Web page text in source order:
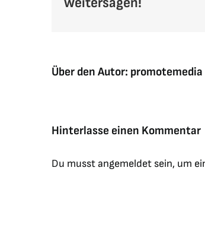
Über den Autor: promotemedia
Hinterlasse einen Kommentar
Du musstangemeldet sein, um